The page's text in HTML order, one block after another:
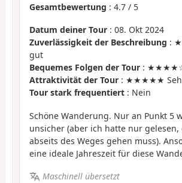
Gesamtbewertung : 4.7 / 5
Datum deiner Tour : 08. Okt 2024
Zuverlässigkeit der Beschreibung :
gut
Bequemes Folgen der Tour :
Attraktivität der Tour : ★★★★★
Tour stark frequentiert : Nein
Schöne Wanderung. Nur an Punkt 5
unsicher (aber ich hatte nur gelesen,
abseits des Weges gehen muss).
eine ideale Jahreszeit für diese
Maschinell übersetzt